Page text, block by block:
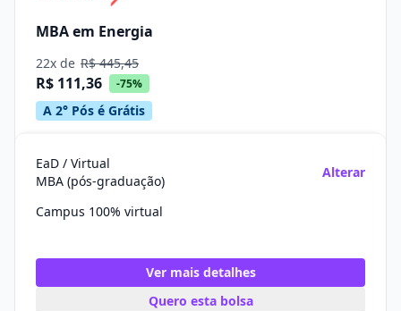
MBA em Energia
22x de R$ 445,45
R$ 111,36 -75%
A 2° Pós é Grátis
EaD / Virtual
MBA (pós-graduação)
Alterar
Campus 100% virtual
Ver mais detalhes
Quero esta bolsa